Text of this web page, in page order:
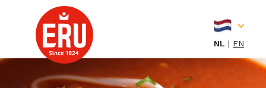
NL EN